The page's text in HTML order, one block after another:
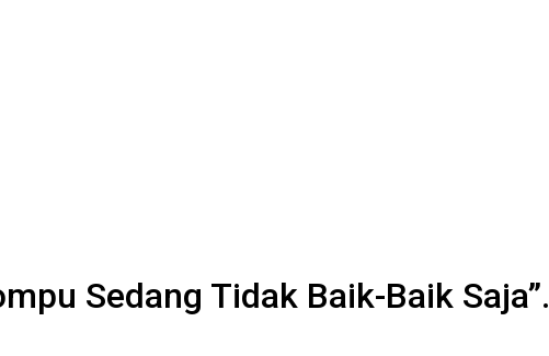
Sedang Tidak Baik-Baik Saja”.